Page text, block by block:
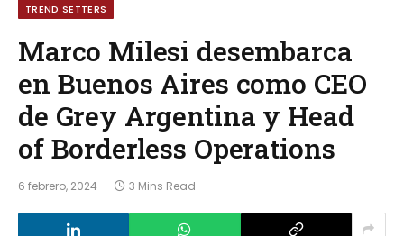
TREND SETTERS
Marco Milesi desembarca
en Buenos Aires como CEO
de Grey Argentina y Head
of Borderless Operations
6 febrero, 2024 3 Mins Read